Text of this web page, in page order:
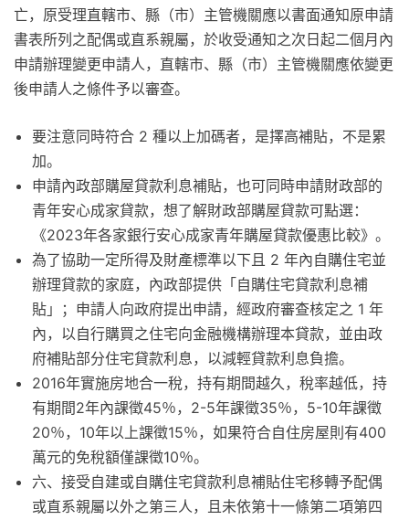
亡，原受理直轄市、縣（市）主管機關應以書面通知原申請
書表所列之配偶或直系親屬，於收受通知之次日起二個月內
申請辦理變更申請人，直轄市、縣（市）主管機關應依變更
後申請人之條件予以審查。
要注意同時符合 2 種以上加碼者，是擇高補貼，不是累
加。
申請內政部購屋貸款利息補貼，也可同時申請財政部的
青年安心成家貸款，想了解財政部購屋貸款可點選：
《2023年各家銀行安心成家青年購屋貸款優惠比較》。
為了協助一定所得及財產標準以下且 2 年內自購住宅並
辦理貸款的家庭，內政部提供「自購住宅貸款利息補
貼」；申請人向政府提出申請，經政府審查核定之 1 年
內，以自行購買之住宅向金融機構辦理本貸款，並由政
府補貼部分住宅貸款利息，以減輕貸款利息負擔。
2016年實施房地合一稅，持有期間越久，稅率越低，持
有期間2年內課徵45％，2-5年課徵35％，5-10年課徵
20％，10年以上課徵15％，如果符合自住房屋則有400
萬元的免稅額僅課徵10％。
六、接受自建或自購住宅貸款利息補貼住宅移轉予配偶
或直系親屬以外之第三人，且未依第十一條第二項第四